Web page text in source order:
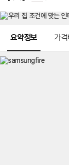
요약정보 가